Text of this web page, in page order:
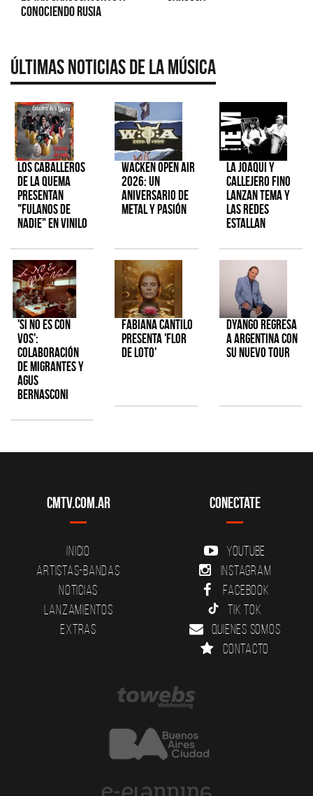
Conociendo Rusia
Últimas Noticias de la Música
Los Caballeros
de la Quema
presentan
"Fulanos de
Nadie" en vinilo
Wacken Open Air
2026: Un
aniversario de
metal y pasión
La Joaqui y
Callejero Fino
lanzan tema y
las redes
estallan
'Si No Es Con
Vos':
colaboración
de Migrantes y
Agus
Bernasconi
Fabiana Cantilo
presenta 'Flor
de Loto'
Dyango regresa
a Argentina con
su nuevo tour
CMTV.com.ar
Inicio
Artistas-Bandas
Noticias
Lanzamientos
Extras
Conectate
YouTube
Instagram
Facebook
Tik Tok
Quienes somos
Contacto